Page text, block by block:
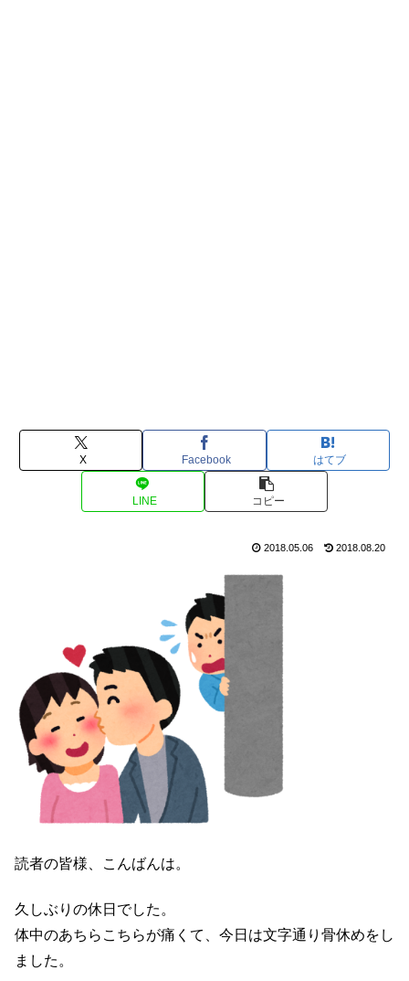
X Facebook はてブ
LINE コピー
2018.05.06 2018.08.20
読者の皆様、こんばんは。
久しぶりの休日でした。
体中のあちらこちらが痛くて、今日は文字通り骨休めをし
ました。